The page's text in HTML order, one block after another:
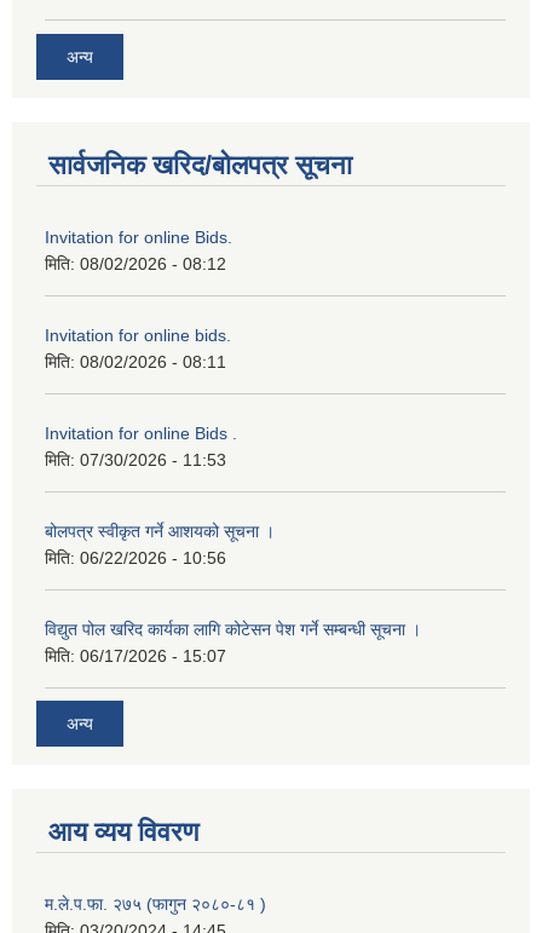
अन्य
सार्वजनिक खरिद/बोलपत्र सूचना
Invitation for online Bids.
मिति: 08/02/2026 - 08:12
Invitation for online bids.
मिति: 08/02/2026 - 08:11
Invitation for online Bids .
मिति: 07/30/2026 - 11:53
बोलपत्र स्वीकृत गर्ने आशयको सूचना ।
मिति: 06/22/2026 - 10:56
विद्युत पोल खरिद कार्यका लागि कोटेसन पेश गर्ने सम्बन्धी सूचना ।
मिति: 06/17/2026 - 15:07
अन्य
आय व्यय विवरण
म.ले.प.फा. २७५ (फागुन २०८०-८१ )